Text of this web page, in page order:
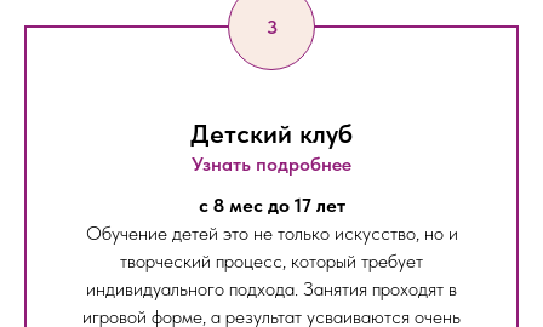
Детский клуб
Узнать подробнее
с 8 мес до 17 лет
Обучение детей это не только искусство, но и
творческий процесс, который требует
индивидуального подхода. Занятия проходят в
игровой форме, а результат усваиваются очень